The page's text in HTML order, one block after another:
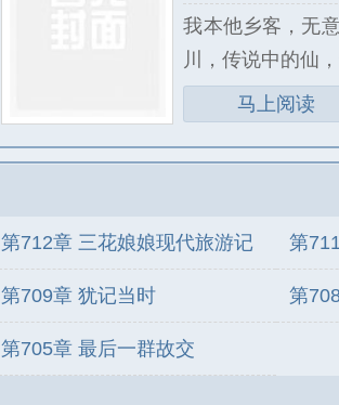
我本他乡客，无
川，传说中的仙
马上阅读
第712章 三花娘娘现代旅游记
（下）
第
（上
第709章 犹记当时 第
第705章 最后一群故交